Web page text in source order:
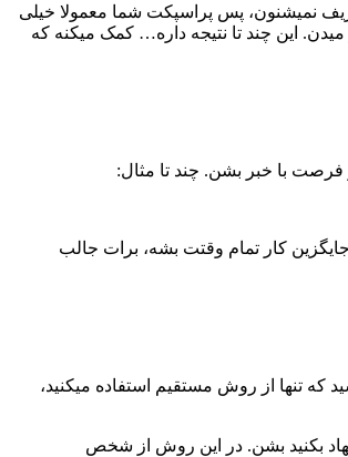
نمیشنون، پس پراسپکت شما معمولا خیلی
میدن. این چند تا نتیجه داره… کمک میکنه که
فرصت با خبر بشن. چند تا مثال:
کار تمام وقتت بشه، برات جالب
تنها از روش مستقیم استفاده میکنید،
بکنید بشن. در این روش از شخص